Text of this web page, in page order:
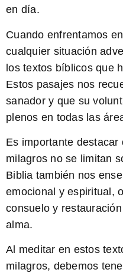
en día.
Cuando enfrentamos
cualquier situación
los textos bíblicos que
Estos pasajes nos
sanador y que su
plenos en todas las
Es importante destacar
milagros no se limitan
Biblia también nos
emocional y espiritual,
consuelo y
alma.
Al meditar en estos
milagros, debemos